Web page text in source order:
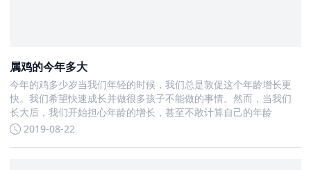
属鸡的今年多大
今年的鸡多少岁当我们年轻的时候，我们总是敦促这个年龄增长更
快。我们希望快速成长并做很多孩子不能做的事情。然而，当我们
长大后，我们开始担心年龄的增长，甚至不敢计算自己的年龄
2019-08-22